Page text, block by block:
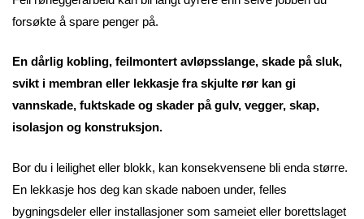
forsøkte å spare penger på.
En dårlig kobling, feilmontert avløpsslange, skade på sluk,
svikt i membran eller lekkasje fra skjulte rør kan gi
vannskade, fuktskade og skader på gulv, vegger, skap,
isolasjon og konstruksjon.
Bor du i leilighet eller blokk, kan konsekvensene bli enda større.
En lekkasje hos deg kan skade naboen under, felles
bygningsdeler eller installasjoner som sameiet eller borettslaget